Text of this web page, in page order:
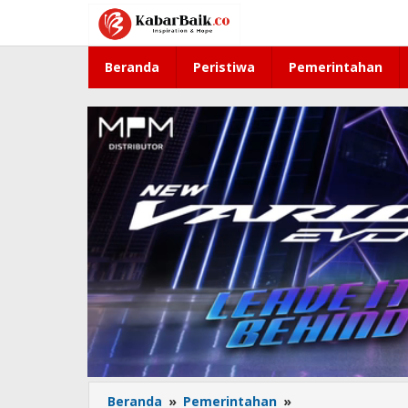
konten
Beranda Peristiwa Pemerintahan
Beranda » Pemerintahan »